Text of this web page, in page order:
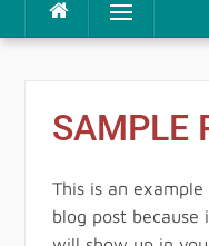
Inhalt
Menü
SAMPLE
This is an
blog post